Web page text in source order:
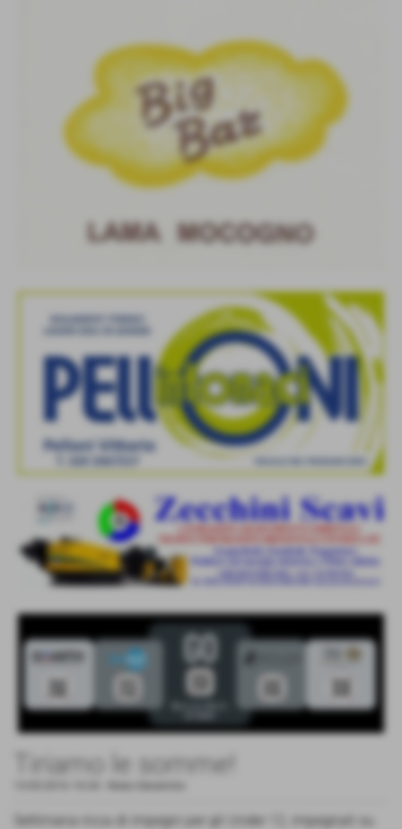
Tiriamo le somme!
Settimana ricca di impegni per gli Under 12, impegnati su